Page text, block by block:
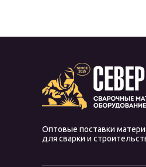
Оптовые поставки
для сварки и